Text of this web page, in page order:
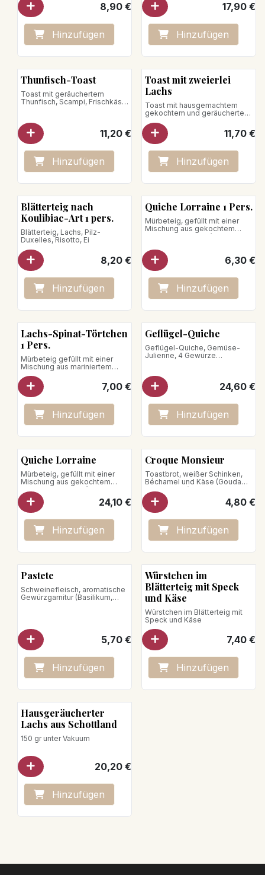
8,90€
Hinzufügen
17,90€
Hinzufügen
Thunfisch-Toast
Toast mit geräuchertem
Thunfisch, Scampi, Frischkäse,
11,20€
Hinzufügen
Toast mit zweierlei
Lachs
Toast mit hausgemachtem
gekochtem und geräuchertem
Lachs
11,70€
Hinzufügen
Blätterteig nach
Koulibiac-Art 1 pers.
Blätterteig, Lachs, Pilz-
Duxelles, Risotto, Ei
8,20€
Hinzufügen
Quiche Lorraine 1 Pers.
Mürbeteig, gefüllt mit einer
Mischung aus gekochtem
Schinken und Gruyère-Käse
Auf ein Backblech legen und im
auf 140 °C vorgeheizten Ofen
10–15 Minuten erhitzen.
Das Erhitzen in der Mikrowelle
6,30€
Hinzufügen
Lachs-Spinat-Törtchen
1 Pers.
Mürbeteig gefüllt mit einer
Mischung aus mariniertem
Lachs, Spinat und Safran
7,00€
Hinzufügen
Geflügel-Quiche
Geflügel-Quiche, Gemüse-
Julienne, 4 Gewürze
Nehmen Sie die Pastete aus
der Schachtel und vom Karton.
und im auf 140°C vorgeheizten
Ofen backen.
35 Minuten erhitzen.
24,60€
Hinzufügen
Quiche Lorraine
Mürbeteig, gefüllt mit einer
Mischung aus gekochtem
Schinken und Gruyère-Käse
Für 4 Personen
Nettogewicht: 650 g
Auf ein Backblech legen und im
auf 140 °C vorgeheizten Ofen
erhitzen.
20–30 Minuten erhitzen.
Mikrowelle wird nicht
empfohlen.
24,10€
Hinzufügen
Croque Monsieur
Toastbrot, weißer Schinken,
Béchamel und Käse (Gouda
und Gruyere)
4,80€
Hinzufügen
Pastete
Schweinefleisch, aromatische
Gewürzgarnitur (Basilikum,
5,70€
Hinzufügen
Würstchen im
Blätterteig mit Speck
und Käse
Würstchen im Blätterteig mit
Speck und Käse
7,40€
Hinzufügen
Hausgeräucherter
Lachs aus Schottland
150 gr unter Vakuum
20,20€
Hinzufügen